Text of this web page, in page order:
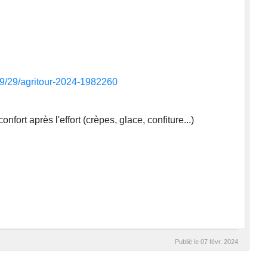
29/agritour-2024-1982260
après l'effort (crèpes, glace, confiture...)
Publié le 07 févr. 2024